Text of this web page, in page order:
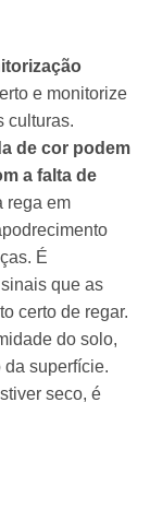
e monitorize
culturas.
de cor podem
a falta de
rega em
É
que as
certo de regar.
do solo,
superfície.
seco, é